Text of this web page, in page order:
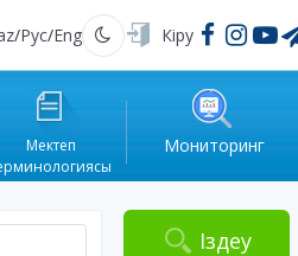
/Рус/Eng Қараңғы Кіру
Мектеп
Мониторинг
Іздеу